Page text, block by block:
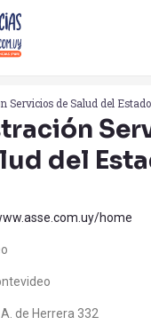
Servicios de Salud del Estado
del
home
A. de Herrera 332